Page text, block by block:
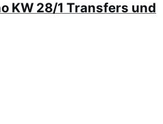
KW 28/1 Transfers und